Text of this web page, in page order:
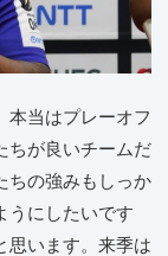
本当はプレーオフ
ちが良いチームだ
ちの強みもしっか
うにしたいです
思います。来季は